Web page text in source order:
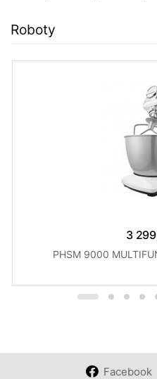
Roboty
3
PHSM 9000
Facebook